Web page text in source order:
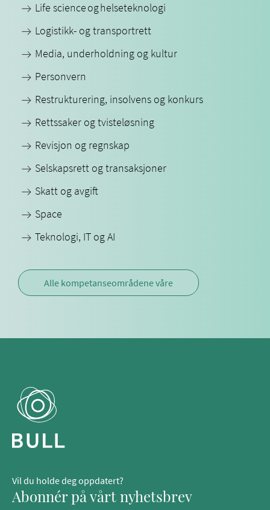
Life science og helseteknologi
Logistikk- og transportrett
Media, underholdning og kultur
Personvern
Restrukturering, insolvens og konkurs
Rettssaker og tvisteløsning
Revisjon og regnskap
Selskapsrett og transaksjoner
Skatt og avgift
Space
Teknologi, IT og AI
Alle kompetanseområdene våre
Vil du holde deg oppdatert?
Abonnér på vårt nyhetsbrev